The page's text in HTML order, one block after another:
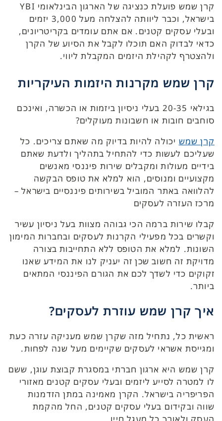
קרן שמש פועלת כנציגה של הארגון הבינלאומי YBI
בישראל, וכבר ליוותה להצלחה מעל 3,000 יזמים
ובעלי עסקים קטנים. אם אתם עומדים בקריטריונים,
כדאי לבדוק האם תוכלו לקבל את הסיוע של הקרן
ולהצטרף לקהילת היזמים המקבלת ליווי.
קרן שמש מקרנות היזמות העיקריות
בגילאי 20-35 בעלי ניסיון ביזמות או הכשרה, ואינכם
סוחבים חובות או חשבונות מעוקלים?
קרן שמש יכולה להיות בדיוק מה שאתם צריכים. כל
שעליכם לעשות כדי להתחיל בתהליך ולדעת שאתם
בידיים מעולות ומקבלים שירות פיננסי מאנשים
מקצועיים ומנוסים, הוא למלא את טופס הבקשה
להלוואה באתר המוביל בשירותים פיננסיים בישראל –
מרכז העזרה לעסקים
קבלו שירות ברמה הכי גבוהה מצוות בעל ניסיון עשיר
וקשרים בכל מפעילי הקרנות לעסקים ובחברות המימון
השונות. למלא את הטופס ללא התחייבות בצורה
מדויקת זה חשוב שכן זה יעניק לנו את המידע שאנו
זקוקים כדי לשדך לכם את הגורם הפיננסי המתאים
ביותר.
איך קרן שמש עוזרת לעסקים?
ראשית כל, נתחיל מזה שקרן שמש מעניקה עזרה כעת
ומגייסת אשראי לעסקים שקיימים מעל שנה לפחות.
קרן שמש היא ארגון חברתי במסגרת קבוצת עוגן, ששם
לו למטרה לסייע ליזמים ובעלי עסקים קטנים מאזורי
הפריפריה בישראל. הקרן מאמינה במתן הזדמנות
שווה ובקידום בעלי עסקים קטנים, החל מהקמת
העסק ולאורך כל מעגל חייו.